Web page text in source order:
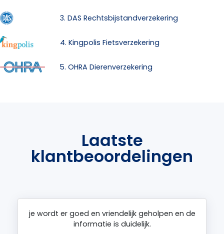
3. DAS Rechtsbijstandverzekering
4. Kingpolis Fietsverzekering
5. OHRA Dierenverzekering
Laatste
klantbeoordelingen
je wordt er goed en vriendelijk geholpen en de
informatie is duidelijk.